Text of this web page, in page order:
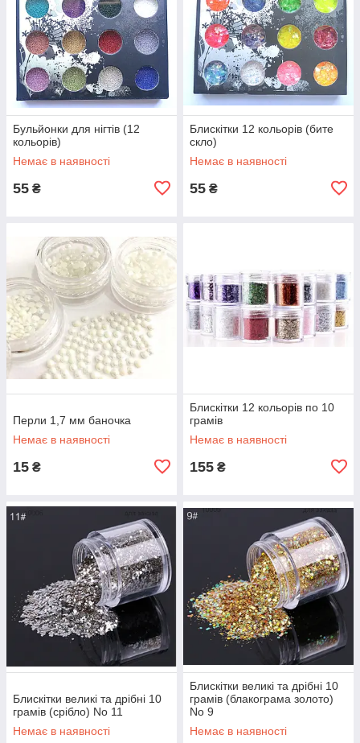
Бульйонки для нігтів (12
кольорів)
Немає в наявності
55 ₴
Блискітки 12 кольорів (бите
скло)
Немає в наявності
55 ₴
Перли 1,7 мм баночка
Немає в наявності
15 ₴
Блискітки 12 кольорів по 10
грамів
Немає в наявності
155 ₴
Блискітки великі та дрібні 10
грамів (срібло) No 11
Немає в наявності
Блискітки великі та дрібні 10
грамів (блакограма золото)
No 9
Немає в наявності